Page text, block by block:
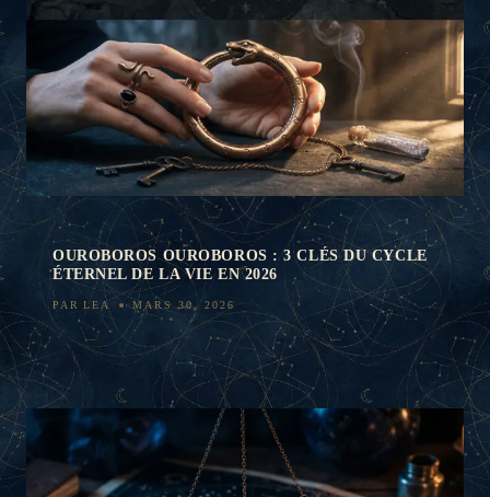
OUROBOROS OUROBOROS : 3 CLÉS DU CYCLE
ÉTERNEL DE LA VIE EN 2026
PAR LEA MARS 30, 2026